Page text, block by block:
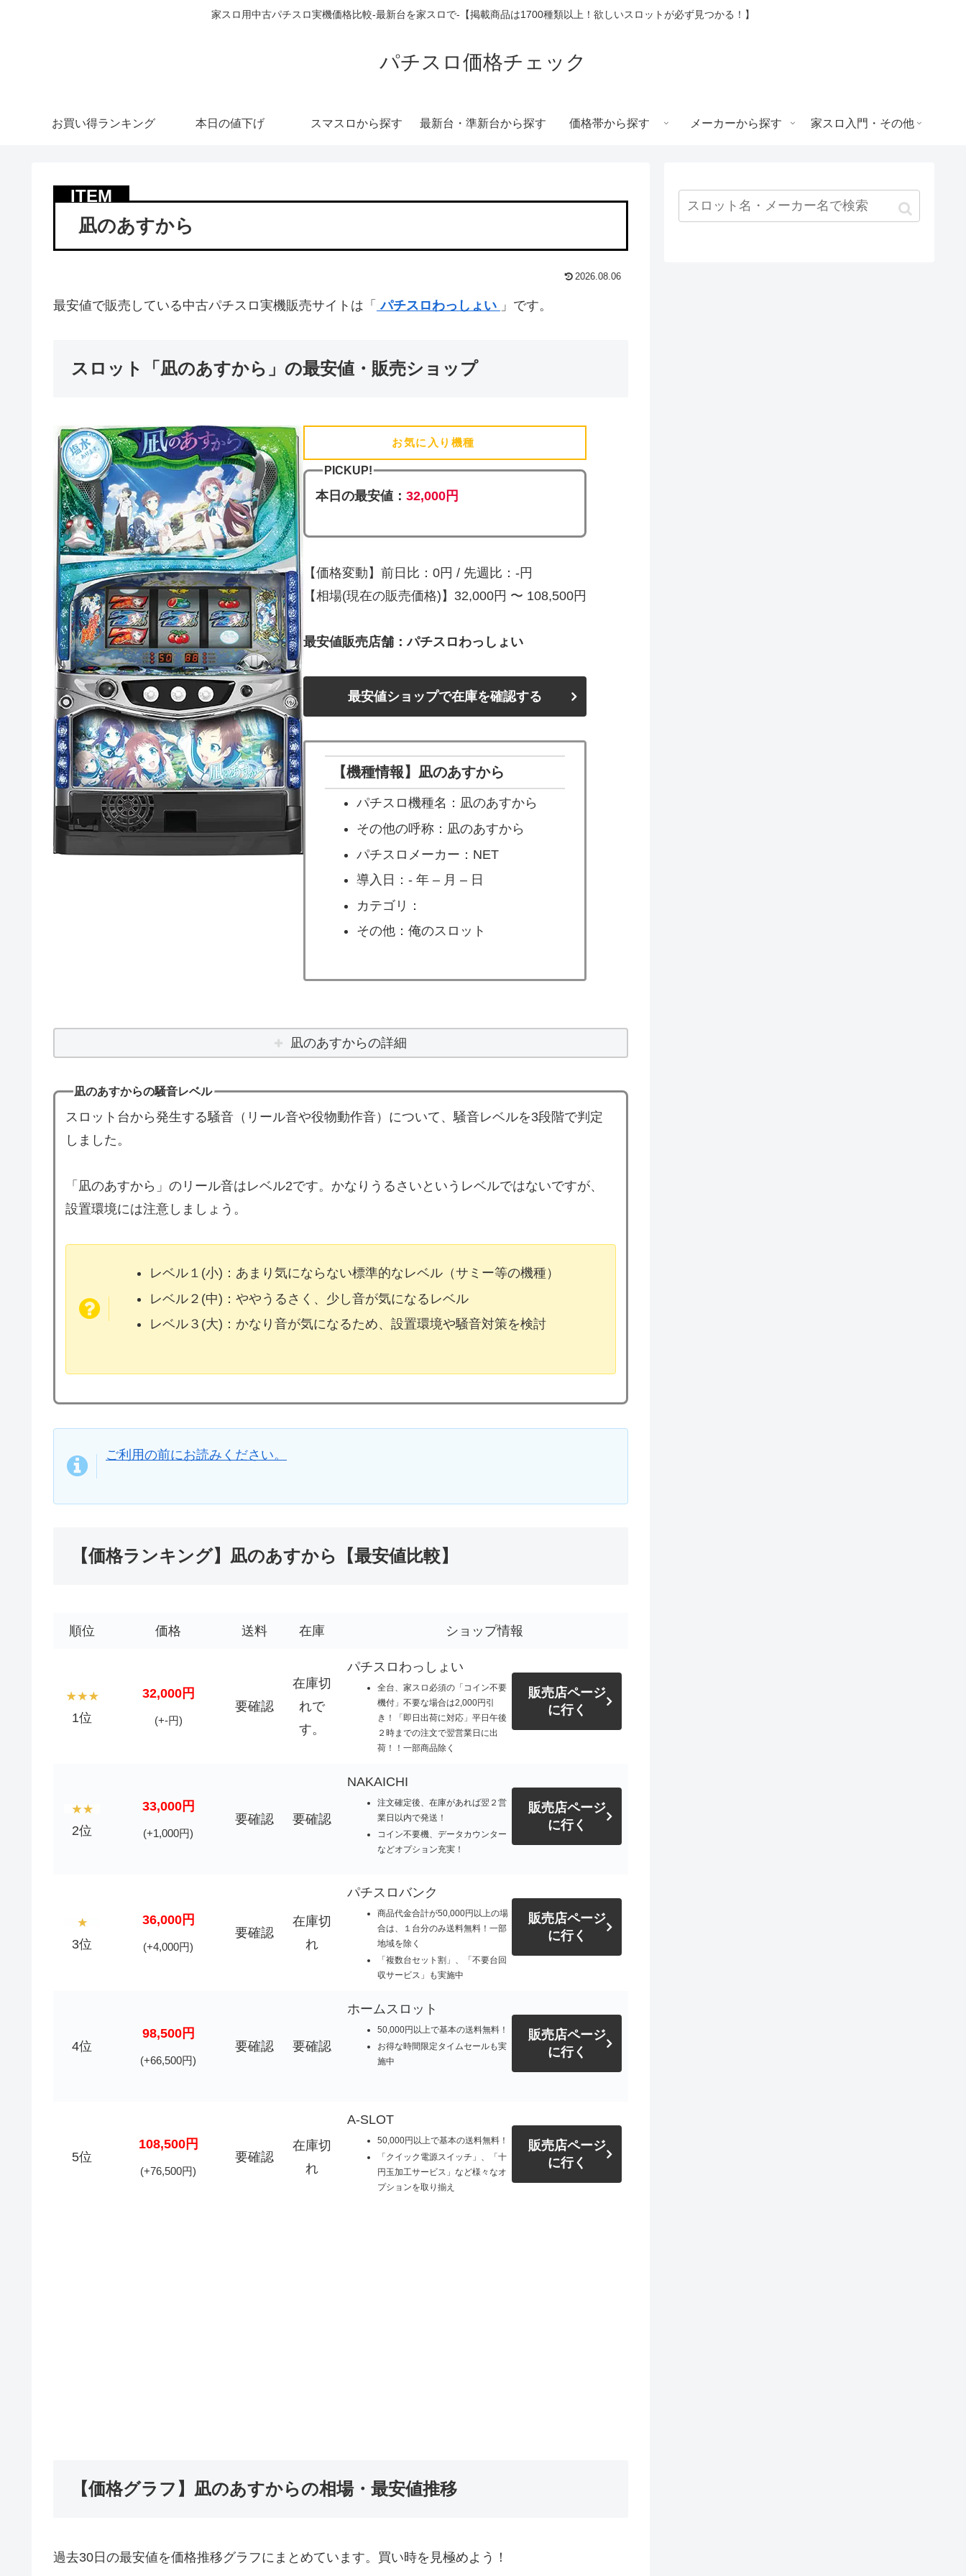
家スロ用中古パチスロ実機価格比較-最新台を家スロで-【掲載商品は1700種類以上！欲しいスロットが必ず見つかる！】
パチスロ価格チェック
お買い得ランキング 本日の値下げ スマスロから探す 最新台・準新台から探す 価格帯から探す メーカーから探す 家スロ入門・その他
凪のあすから
2026.08.06
最安値で販売している中古パチスロ実機販売サイトは「 パチスロわっしょい 」です。
スロット「凪のあすから」の最安値・販売ショップ
お気に入り機種
PICKUP!
本日の最安値：32,000円
【価格変動】前日比：0円 / 先週比：-円
【相場(現在の販売価格)】32,000円 〜 108,500円
最安値販売店舗：パチスロわっしょい
最安値ショップで在庫を確認する
【機種情報】凪のあすから
パチスロ機種名：凪のあすから
その他の呼称：凪のあすから
パチスロメーカー：NET
導入日：- 年 – 月 – 日
カテゴリ：
その他：俺のスロット
凪のあすからの詳細
凪のあすからの騒音レベル
スロット台から発生する騒音（リール音や役物動作音）について、騒音レベルを3段階で判定
しました。
「凪のあすから」のリール音はレベル2です。かなりうるさいというレベルではないですが、
設置環境には注意しましょう。
レベル１(小)：あまり気にならない標準的なレベル（サミー等の機種）
レベル２(中)：ややうるさく、少し音が気になるレベル
レベル３(大)：かなり音が気になるため、設置環境や騒音対策を検討
ご利用の前にお読みください。
【価格ランキング】凪のあすから【最安値比較】
順位 価格 送料 在庫 ショップ情報
1位
32,000円
(+-円)
要確認
在庫切
れで
す。
パチスロわっしょい
全台、家スロ必須の「コイン不要
機付」不要な場合は2,000円引
き！「即日出荷に対応」平日午後
２時までの注文で翌営業日に出
荷！！一部商品除く
販売店ページ
に行く
2位
33,000円
(+1,000円)
要確認 要確認
NAKAICHI
注文確定後、在庫があれば翌２営
業日以内で発送！
コイン不要機、データカウンター
などオプション充実！
販売店ページ
に行く
3位
36,000円
(+4,000円)
要確認
在庫切
れ
パチスロバンク
商品代金合計が50,000円以上の場
合は、１台分のみ送料無料！一部
地域を除く
「複数台セット割」、「不要台回
収サービス」も実施中
販売店ページ
に行く
4位
98,500円
(+66,500円)
要確認 要確認
ホームスロット
50,000円以上で基本の送料無料！
お得な時間限定タイムセールも実
施中
販売店ページ
に行く
5位
108,500円
(+76,500円)
要確認
在庫切
れ
A-SLOT
50,000円以上で基本の送料無料！
「クイック電源スイッチ」、「十
円玉加工サービス」など様々なオ
プションを取り揃え
販売店ページ
に行く
【価格グラフ】凪のあすからの相場・最安値推移
過去30日の最安値を価格推移グラフにまとめています。買い時を見極めよう！